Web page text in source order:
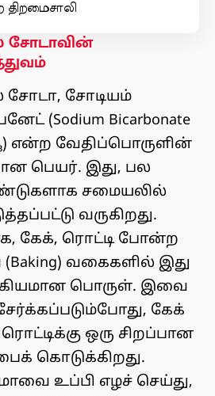
திறமைசாலி
சோடா, சோடியம்
(Sodium Bicarbonate
என்ற வேதிப்பொருளின்
பெயர். இது, பல
சமையலில்
வருகிறது.
கேக், ரொட்டி போன்ற
(Baking) வகைகளில் இது
பொருள். இவை
கேக்
ஒரு சிறப்பான
கொடுக்கிறது.
உப்பி எழச் செய்து,